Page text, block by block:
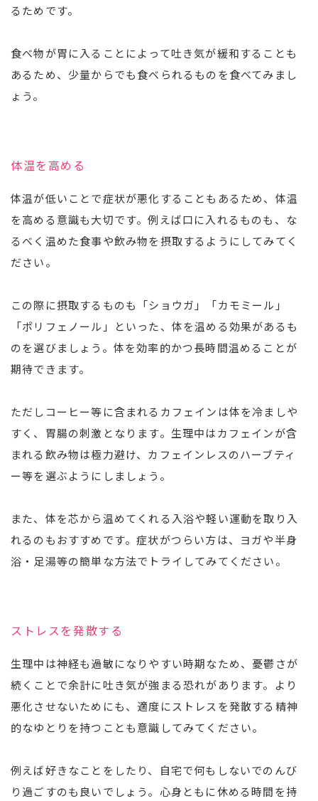
るためです。
食べ物が胃に入ることによって吐き気が緩和することも
あるため、少量からでも食べられるものを食べてみまし
ょう。
体温を高める
体温が低いことで症状が悪化することもあるため、体温
を高める意識も大切です。例えば口に入れるものも、な
るべく温めた食事や飲み物を摂取するようにしてみてく
ださい。
この際に摂取するものも「ショウガ」「カモミール」
「ポリフェノール」といった、体を温める効果があるも
のを選びましょう。体を効率的かつ長時間温めることが
期待できます。
ただしコーヒー等に含まれるカフェインは体を冷ましや
すく、胃腸の刺激となります。生理中はカフェインが含
まれる飲み物は極力避け、カフェインレスのハーブティ
ー等を選ぶようにしましょう。
また、体を芯から温めてくれる入浴や軽い運動を取り入
れるのもおすすめです。症状がつらい方は、ヨガや半身
浴・足湯等の簡単な方法でトライしてみてください。
ストレスを発散する
生理中は神経も過敏になりやすい時期なため、憂鬱さが
続くことで余計に吐き気が強まる恐れがあります。より
悪化させないためにも、適度にストレスを発散する精神
的なゆとりを持つことも意識してみてください。
例えば好きなことをしたり、自宅で何もしないでのんび
り過ごすのも良いでしょう。心身ともに休める時間を持